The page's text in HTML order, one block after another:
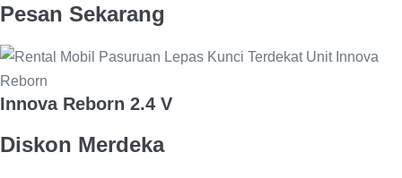
Pesan Sekarang
Innova Reborn 2.4 V
Diskon Merdeka